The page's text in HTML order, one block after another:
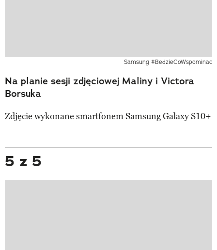
Samsung #BedzieCoWspominac
Na planie sesji zdjęciowej Maliny i Victora
Borsuka
Zdjęcie wykonane smartfonem Samsung Galaxy S10+
5 z 5